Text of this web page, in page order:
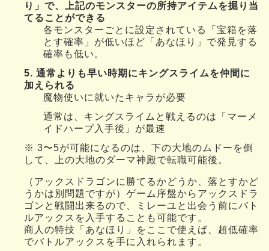
り」で、上記のモンスターの所持アイテムを掘り当
てることができる
各モンスターごとに設定されている「宝箱を落
とす確率」が低いほど「あなほり」で発見する
確率も低い。
5. 通常よりも早い時期にキングスライムを仲間に
加えられる
魔物使いに就いたキャラが必要
通常は、キングスライムと戦えるのは「マーメ
イドハープ入手後」が最速
※ 3〜5が可能になるのは、下の大地のムドーを倒
して、上の大地のダーマ神殿で転職可能後。
（アックスドラゴンに勝てるかどうか、落とすかど
うかは別問題ですが）ゲーム序盤からアックスドラ
ゴンと戦闘出来るので、ミレーユと出会う前にバト
ルアックスを入手することも可能です。
商人の特技「あなほり」をここで使えば、超低確率
でバトルアックスを手に入れられます。